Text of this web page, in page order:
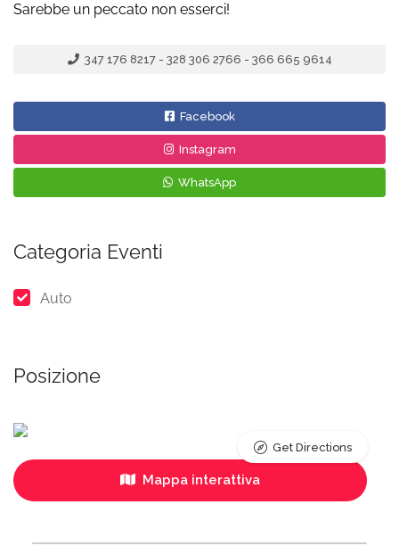
Sarebbe un peccato non esserci!
347 176 8217 - 328 306 2766 - 366 665 9614
Facebook
Instagram
WhatsApp
Categoria Eventi
Auto
Posizione
Mappa interattiva
Get Directions